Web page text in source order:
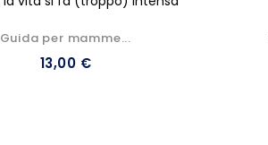
Guida per mamme...
13,00 €